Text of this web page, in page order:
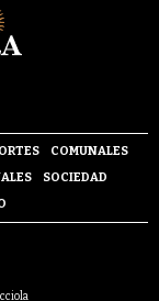
COMUNALES
SOCIEDAD